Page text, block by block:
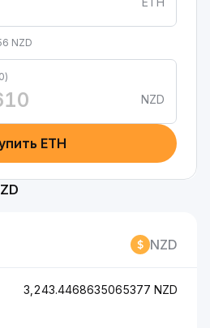
NZD
NZD
ETH
NZD
3,243.4468635065377 NZD